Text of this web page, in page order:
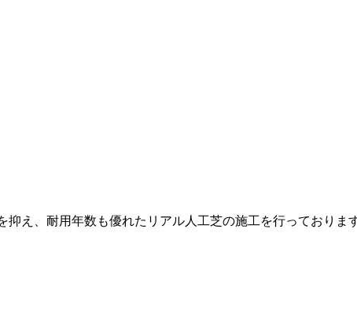
え、耐用年数も優れたリアル人工芝の施工を行っておりま